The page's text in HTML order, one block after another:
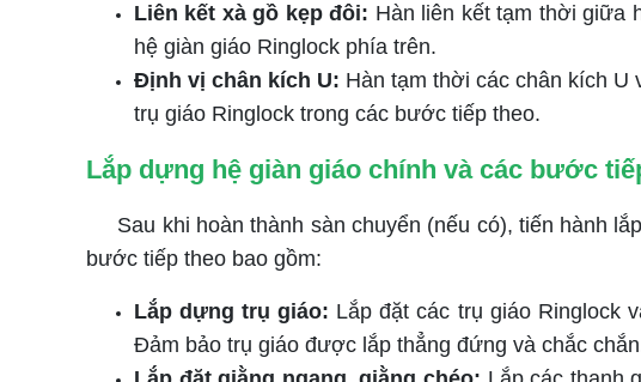
Liên kết xà gồ kẹp đôi: Hàn liên kết tạm thời giữa
hệ giàn giáo Ringlock phía trên.
Định vị chân kích U: Hàn tạm thời các chân kích U
trụ giáo Ringlock trong các bước tiếp theo.
Lắp dựng hệ giàn giáo chính và các bước
Sau khi hoàn thành sàn chuyển (nếu có), tiến hành
bước tiếp theo bao gồm:
Lắp dựng trụ giáo: Lắp đặt các trụ giáo Ringlock
Đảm bảo trụ giáo được lắp thẳng đứng và chắc